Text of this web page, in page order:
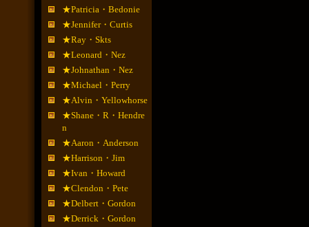
★Patricia・Bedonie
★Jennifer・Curtis
★Ray・Skts
★Leonard・Nez
★Johnathan・Nez
★Michael・Perry
★Alvin・Yellowhorse
★Shane・R・Hendre
n
★Aaron・Anderson
★Harrison・Jim
★Ivan・Howard
★Clendon・Pete
★Delbert・Gordon
★Derrick・Gordon